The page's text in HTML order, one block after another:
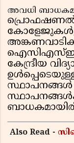
അവധി
കേന്ദ്രീയ
സ്ഥാപനങ്ങൾ
Also Read -